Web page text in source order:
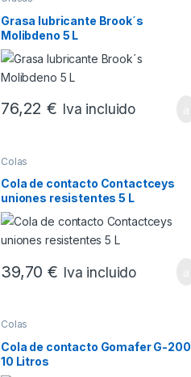
Grasa lubricante Brook´s
Molibdeno 5 L
76,22€ Iva incluido
Colas
Cola de contacto Contactceys
uniones resistentes 5 L
39,70€ Iva incluido
Colas
Cola de contacto Gomafer G-200
10 Litros